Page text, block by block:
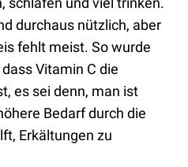
durchaus nützlich, aber
fehlt meist. So wurde
Vitamin C die
es sei denn, man ist
Bedarf durch die
Erkältungen zu